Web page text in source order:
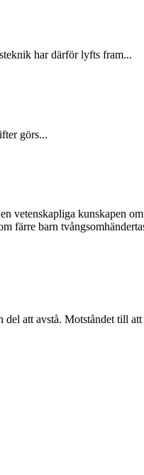
har därför lyfts fram...
görs...
vetenskapliga kunskapen
färre barn
att avstå. Motståndet till